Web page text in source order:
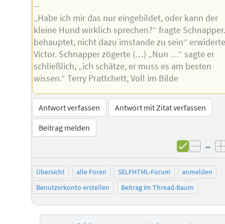
--
„Habe ich mir das nur eingebildet, oder kann der
kleine Hund wirklich sprechen?“ fragte
behauptet, nicht dazu imstande zu sein“
Victor. Schnapper zögerte (…) „Nun …“ sagte er
schließlich, „ich schätze, er muss es am besten
wissen.“ Terry Prattchett, Voll im Bilde
Antwort verfassen
Antwort mit Zitat verfassen
Beitrag melden
–
Übersicht alle Foren SELFHTML-Forum
anmelden
Benutzerkonto erstellen
Beitrag im Thread-Baum